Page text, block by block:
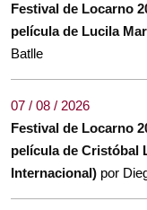
Festival de Locarno
película de Lucila
Batlle
07 / 08 / 2026
Festival de Locarno
película de Cristóbal
Internacional) por